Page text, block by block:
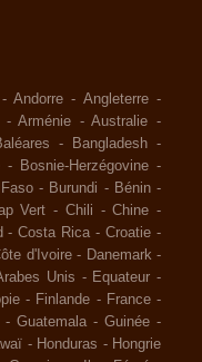
-Andorre - Angleterre -
-Arménie -Australie -
- Bangladesh -
- Bosnie-Herzégovine -
- Burundi - Bénin -
Vert - Chili -Chine -
-Costa Rica -Croatie -
d'Ivoire - Danemark -
Unis - Equateur -
- Finlande - France -
- Guatemala - Guinée -
- Honduras - Hongrie